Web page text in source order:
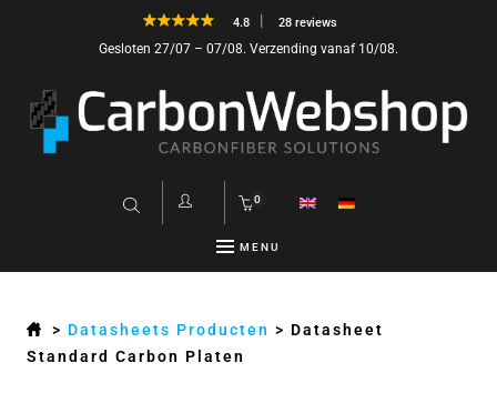
4.8 28 reviews
Gesloten 27/07 – 07/08. Verzending vanaf 10/08.
0
MENU
> Datasheets Producten > Datasheet
Standard Carbon Platen